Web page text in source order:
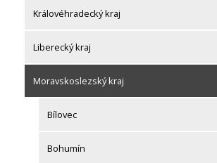
Královéhradecký kraj
Liberecký kraj
Moravskoslezský kraj
Bílovec
Bohumín